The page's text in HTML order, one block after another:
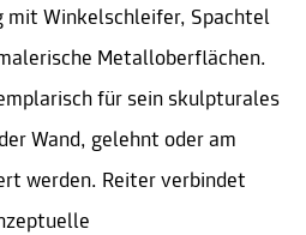
mit Winkelschleifer, Spachtel
Metalloberflächen.
für sein skulpturales
Wand, gelehnt oder am
werden. Reiter verbindet